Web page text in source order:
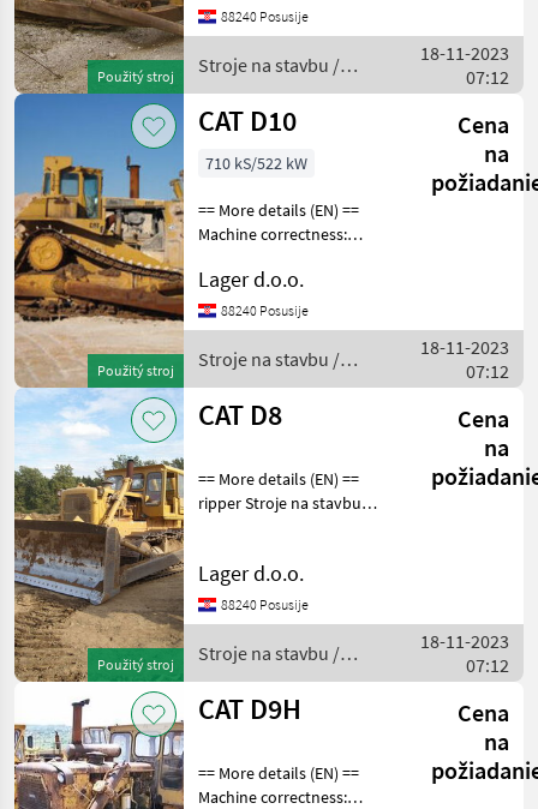
Použitý stroj
88240 Posusije
Stroje na stavbu /
Komatsu
18-11-2023
07:12
Použitý stroj
CAT D10
Cena
na
710 kS/522 kW
== More details (EN) ==
Machine correctness:
tooth new chains new
segments of the drive the
new chips and tonsil knife
machine in excellent
Lager d.o.o.
88240 Posusije
Stroje na stavbu /
CAT
18-11-2023
07:12
Použitý stroj
CAT D8
Cena
na
== More details (EN) ==
ripper Stroje na stavbu
Lager d.o.o.
88240 Posusije
Stroje na stavbu /
CAT
18-11-2023
07:12
CAT D9H
Cena
na
== More details (EN) ==
Machine correctness: